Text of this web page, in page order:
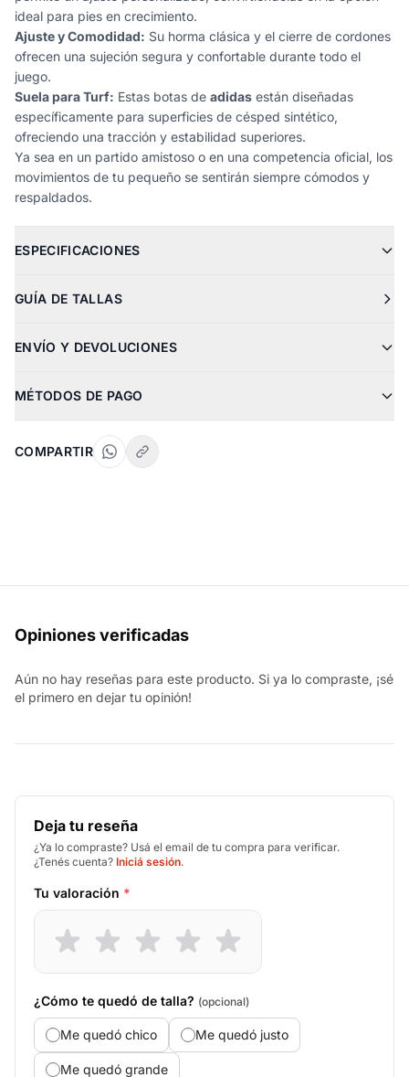
ideal para pies en crecimiento.
Ajuste y Comodidad: Su horma clásica y el cierre de cordones
ofrecen una sujeción segura y confortable durante todo el
juego.
Suela para Turf: Estas botas de adidas están diseñadas
específicamente para superficies de césped sintético,
ofreciendo una tracción y estabilidad superiores.
Ya sea en un partido amistoso o en una competencia oficial, los
movimientos de tu pequeño se sentirán siempre cómodos y
respaldados.
ESPECIFICACIONES
GUÍA DE TALLAS
ENVÍO Y DEVOLUCIONES
MÉTODOS DE PAGO
COMPARTIR
Opiniones verificadas
Aún no hay reseñas para este producto. Si ya lo compraste, ¡sé
el primero en dejar tu opinión!
Deja tu reseña
¿Ya lo compraste? Usá el email de tu compra para verificar.
¿Tenés cuenta? Iniciá sesión.
Tu valoración *
¿Cómo te quedó de talla? (opcional)
Me quedó chico Me quedó justo
Me quedó grande